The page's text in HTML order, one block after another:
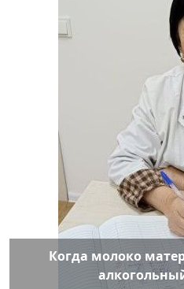
Когда молоко